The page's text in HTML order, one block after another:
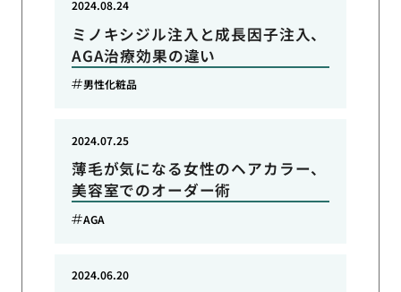
ミノキシジル注入と成長因子注入、
AGA治療効果の違い
2024.08.24
男性化粧品
薄毛が気になる女性のヘアカラー、
美容室でのオーダー術
2024.07.25
AGA
2024.06.20